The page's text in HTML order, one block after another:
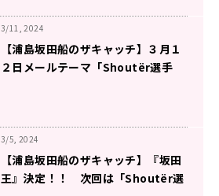
3/11, 2024
【浦島坂田船のザキャッチ】３月１
２日メールテーマ「Shoutër選手
3/5, 2024
【浦島坂田船のザキャッチ】『坂田
王』決定！！ 次回は「Shoutër選